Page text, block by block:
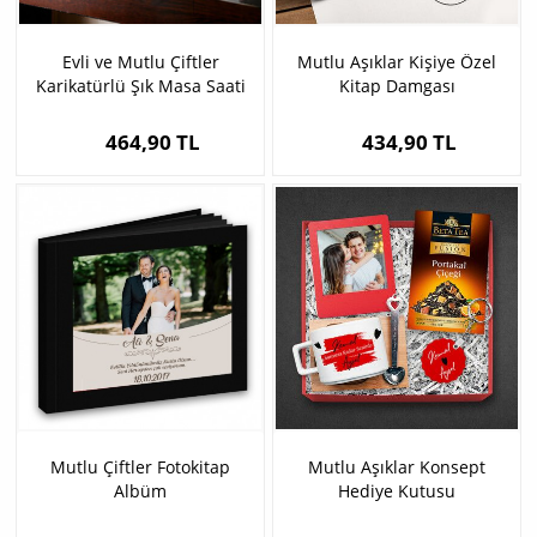
Evli ve Mutlu Çiftler
Karikatürlü Şık Masa Saati
464,90 TL
Mutlu Aşıklar Kişiye Özel
Kitap Damgası
434,90 TL
Mutlu Çiftler Fotokitap
Albüm
Mutlu Aşıklar Konsept
Hediye Kutusu